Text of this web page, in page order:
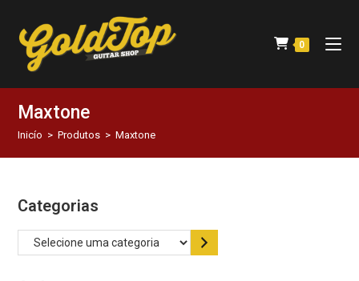
0
Maxtone
Inicío > Produtos > Maxtone
Categorias